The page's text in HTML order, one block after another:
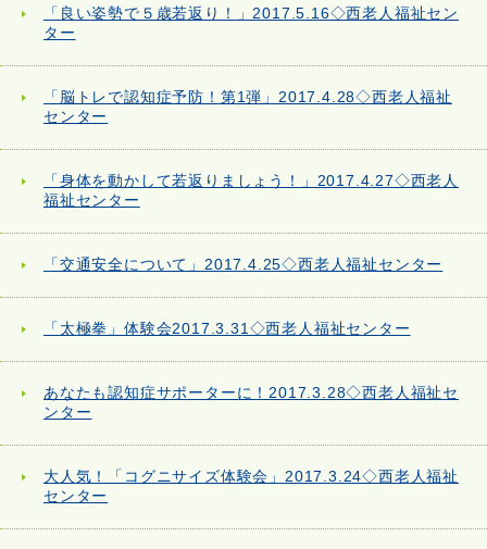
「良い姿勢で５歳若返り！」2017.5.16◇西老人福祉セン
ター
「脳トレで認知症予防！第1弾」2017.4.28◇西老人福祉
センター
「身体を動かして若返りましょう！」2017.4.27◇西老人
福祉センター
「交通安全について」2017.4.25◇西老人福祉センター
「太極拳」体験会2017.3.31◇西老人福祉センター
あなたも認知症サポーターに！2017.3.28◇西老人福祉セ
ンター
大人気！「コグニサイズ体験会」2017.3.24◇西老人福祉
センター